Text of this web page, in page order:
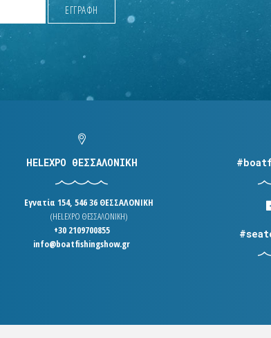
HELEXPO ΘΕΣΣΑΛΟΝΙΚΗ
Εγνατία 154, 546 36 ΘΕΣΣΑΛΟΝΙΚΗ
(HELEXPO ΘΕΣΣΑΛΟΝΙΚΗ)
+30 2109700855
info@boatfishingshow.gr